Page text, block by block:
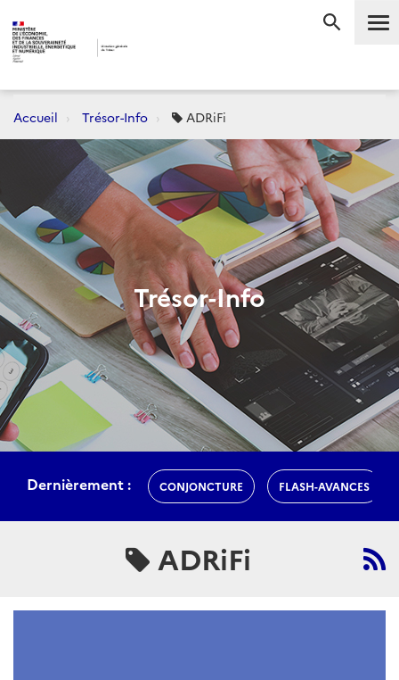
Accueil Trésor-Info ADRiFi
Trésor-Info
Dernièrement : CONJONCTURE FLASH-AVANCES
ADRiFi